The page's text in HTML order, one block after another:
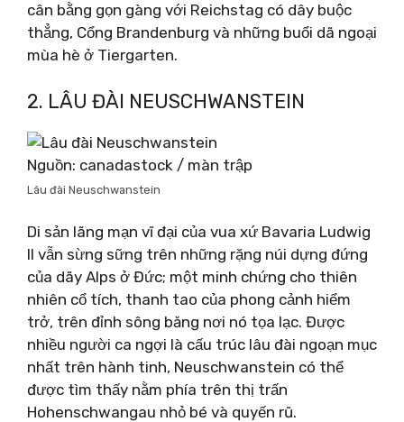
cân bằng gọn gàng với Reichstag có dây buộc
thẳng, Cổng Brandenburg và những buổi dã ngoại
mùa hè ở Tiergarten.
2. LÂU ĐÀI NEUSCHWANSTEIN
Nguồn: canadastock / màn trập
Lâu đài Neuschwanstein
Di sản lãng mạn vĩ đại của vua xứ Bavaria Ludwig
II vẫn sừng sững trên những rặng núi dựng đứng
của dãy Alps ở Đức; một minh chứng cho thiên
nhiên cổ tích, thanh tao của phong cảnh hiểm
trở, trên đỉnh sông băng nơi nó tọa lạc. Được
nhiều người ca ngợi là cấu trúc lâu đài ngoạn mục
nhất trên hành tinh, Neuschwanstein có thể
được tìm thấy nằm phía trên thị trấn
Hohenschwangau nhỏ bé và quyến rũ.